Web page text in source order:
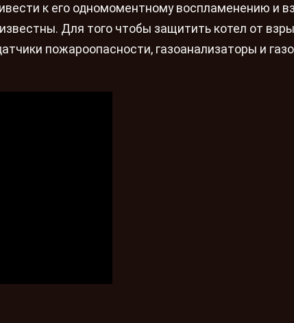
к его одномоментному воспламенению и
Для того чтобы защитить котел от
пожароопасности, газоанализаторы и